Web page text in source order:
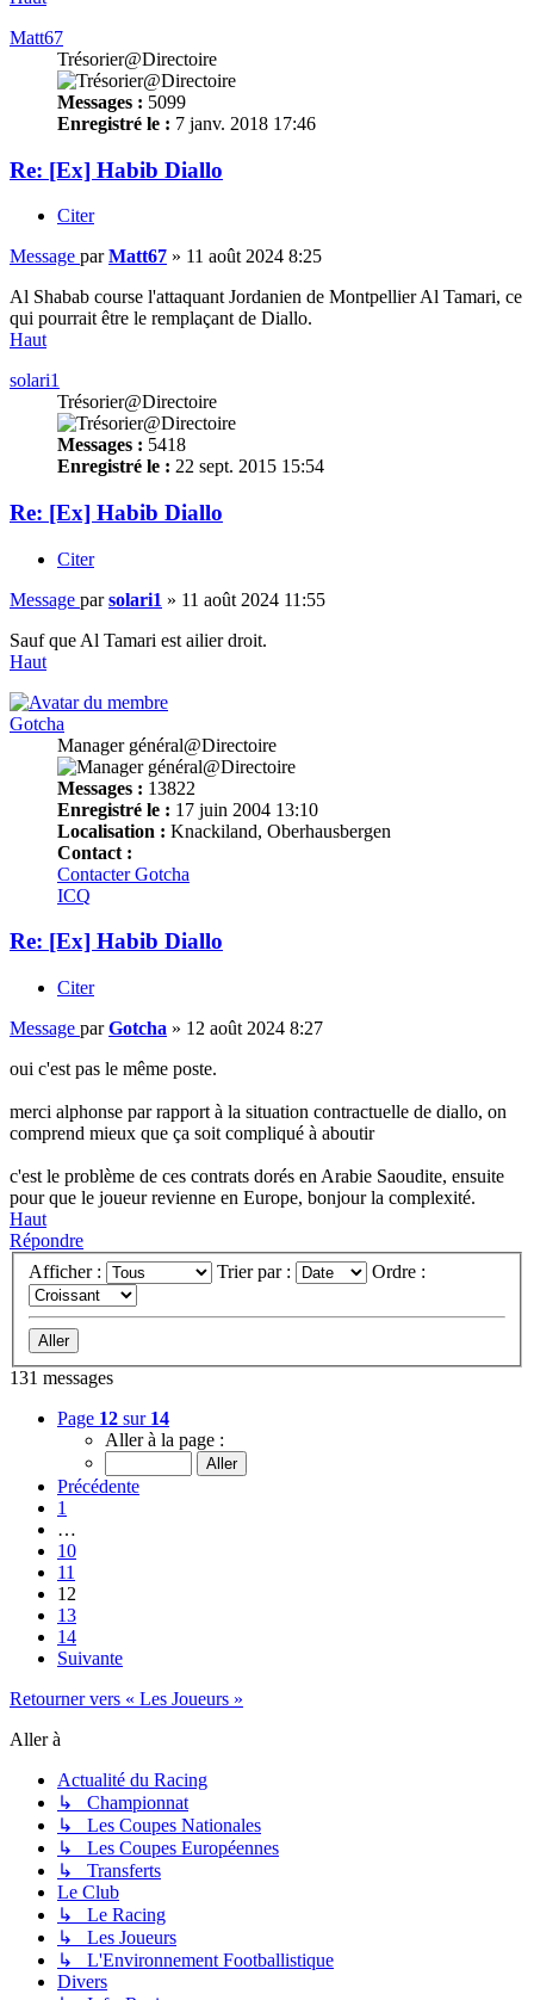
Matt67
Trésorier@Directoire
Messages : 5099
Enregistré le : 7 janv. 2018 17:46
Re: [Ex] Habib Diallo
Citer
Message parMatt67 » 11 août 2024 8:25
Al Shabab course l'attaquant Jordanien de Montpellier Al Tamari, ce
qui pourrait être le remplaçant de Diallo.
Haut
solari1
Trésorier@Directoire
Messages : 5418
Enregistré le : 22 sept. 2015 15:54
Re: [Ex] Habib Diallo
Citer
Message parsolari1 » 11 août 2024 11:55
Sauf que Al Tamari est ailier droit.
Haut
Gotcha
Manager général@Directoire
Messages : 13822
Enregistré le : 17 juin 2004 13:10
Localisation : Knackiland, Oberhausbergen
Contact :
Contacter Gotcha
ICQ
Re: [Ex] Habib Diallo
Citer
Message parGotcha » 12 août 2024 8:27
oui c'est pas le même poste.
merci alphonse par rapport à la situation contractuelle de diallo, on
comprend mieux que ça soit compliqué à aboutir
c'est le problème de ces contrats dorés en Arabie Saoudite, ensuite
pour que le joueur revienne en Europe, bonjour la complexité.
Haut
Répondre
Afficher :
Trier par : Ordre :
131 messages
Page 12 sur 14
Aller à la page :
Précédente
1
…
10
11
12
13
14
Suivante
Retourner vers « Les Joueurs »
Aller à
Actualité du Racing
↳ Championnat
↳ Les Coupes Nationales
↳ Les Coupes Européennes
↳ Transferts
Le Club
↳ Le Racing
↳ Les Joueurs
↳ L'Environnement Footballistique
Divers